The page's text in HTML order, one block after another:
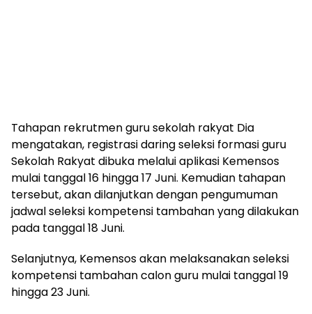
Tahapan rekrutmen guru sekolah rakyat Dia
mengatakan, registrasi daring seleksi formasi guru
Sekolah Rakyat dibuka melalui aplikasi Kemensos
mulai tanggal 16 hingga 17 Juni. Kemudian tahapan
tersebut, akan dilanjutkan dengan pengumuman
jadwal seleksi kompetensi tambahan yang dilakukan
pada tanggal 18 Juni.
Selanjutnya, Kemensos akan melaksanakan seleksi
kompetensi tambahan calon guru mulai tanggal 19
hingga 23 Juni.